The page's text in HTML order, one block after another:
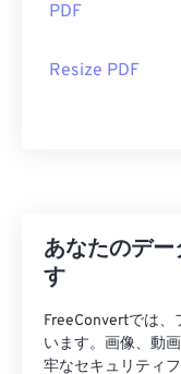
PDF
Resize PDF
あなたのデ
す
FreeConvertでは、
います。画像、動
牢なセキュリティ